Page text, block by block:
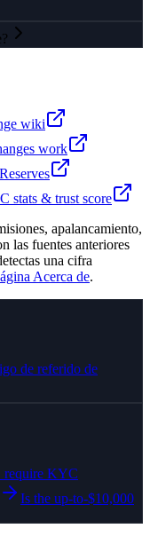
wiki
work
stats & trust score
apalancamiento,
las fuentes anteriores
una cifra
Acerca de.
de referido de
require KYC
Is the up-to-$10,000